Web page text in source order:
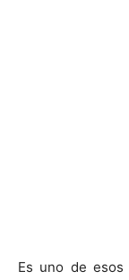
Es uno de esos